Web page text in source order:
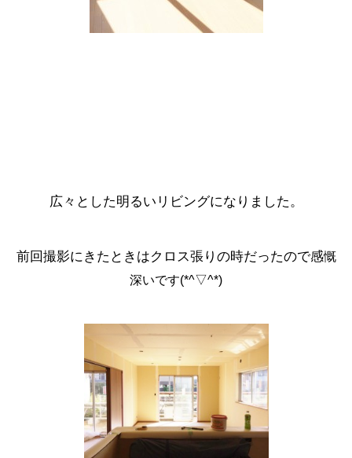
広々とした明るいリビングになりました。
前回撮影にきたときはクロス張りの時だったので感慨
深いです(*^▽^*)